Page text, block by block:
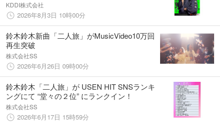
KDDI株式会社
2026年8月3日 10時00分
鈴木鈴木新曲「二人旅」がMusicVideo10万回
再生突破
株式会社SS
2026年6月26日 09時00分
鈴木鈴木「二人旅」が USEN HIT SNSランキ
ングにて “堂々の２位” にランクイン！
株式会社SS
2026年6月17日 15時59分